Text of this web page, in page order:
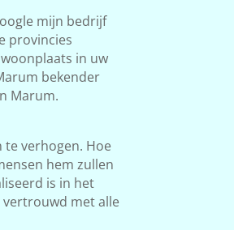
mijn bedrijf
provincies
in uw
bekender
Marum.
te verhogen. Hoe
hem zullen
is in het
vertrouwd met alle